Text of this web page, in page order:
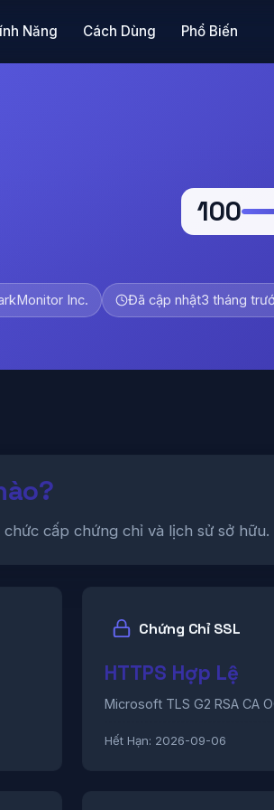
Năng Cách Dùng Phổ Biến
100
Inc. Đã cập nhật3 tháng
cấp chứng chỉ và lịch sử sở hữu.
Chứng Chỉ SSL
HTTPS Hợp Lệ
Microsoft TLS G2 RSA CA
Hết Hạn: 2026-09-06